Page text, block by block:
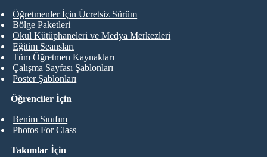
Öğrenciler İçin
Benim Sınıfım
Photos For Class
Öğretmenler İçin Ücretsiz Sürüm
Bölge Paketleri
Okul Kütüphaneleri ve Medya Merkezleri
Eğitim Seansları
Tüm Öğretmen Kaynakları
Çalışma Sayfası Şablonları
Poster Şablonları
Takımlar İçin